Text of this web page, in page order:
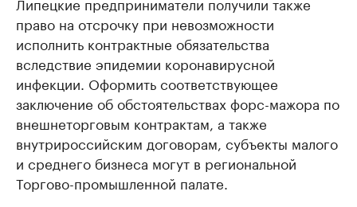
право на отсрочку при невозможности
исполнить контрактные обязательства
вследствие эпидемии коронавирусной
инфекции. Оформить соответствующее
заключение об обстоятельствах форс-мажора по
внешнеторговым контрактам, а также
внутрироссийским договорам, субъекты малого
и среднего бизнеса могут в региональной
Торгово-промышленной палате.